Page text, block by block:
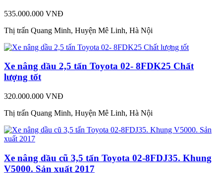
535.000.000 VNĐ
Thị trấn Quang Minh, Huyện Mê Linh, Hà Nội
Xe nâng dầu 2,5 tấn Toyota 02- 8FDK25 Chất
lượng tốt
320.000.000 VNĐ
Thị trấn Quang Minh, Huyện Mê Linh, Hà Nội
Xe nâng dầu cũ 3,5 tấn Toyota 02-8FDJ35. Khung
V5000. Sản xuất 2017